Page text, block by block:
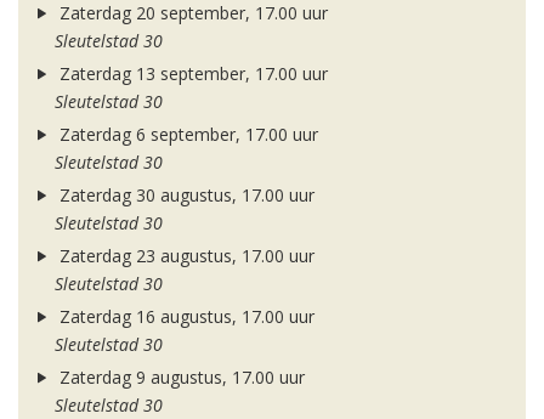
Zaterdag 20 september, 17.00 uur
Sleutelstad 30
Zaterdag 13 september, 17.00 uur
Sleutelstad 30
Zaterdag 6 september, 17.00 uur
Sleutelstad 30
Zaterdag 30 augustus, 17.00 uur
Sleutelstad 30
Zaterdag 23 augustus, 17.00 uur
Sleutelstad 30
Zaterdag 16 augustus, 17.00 uur
Sleutelstad 30
Zaterdag 9 augustus, 17.00 uur
Sleutelstad 30